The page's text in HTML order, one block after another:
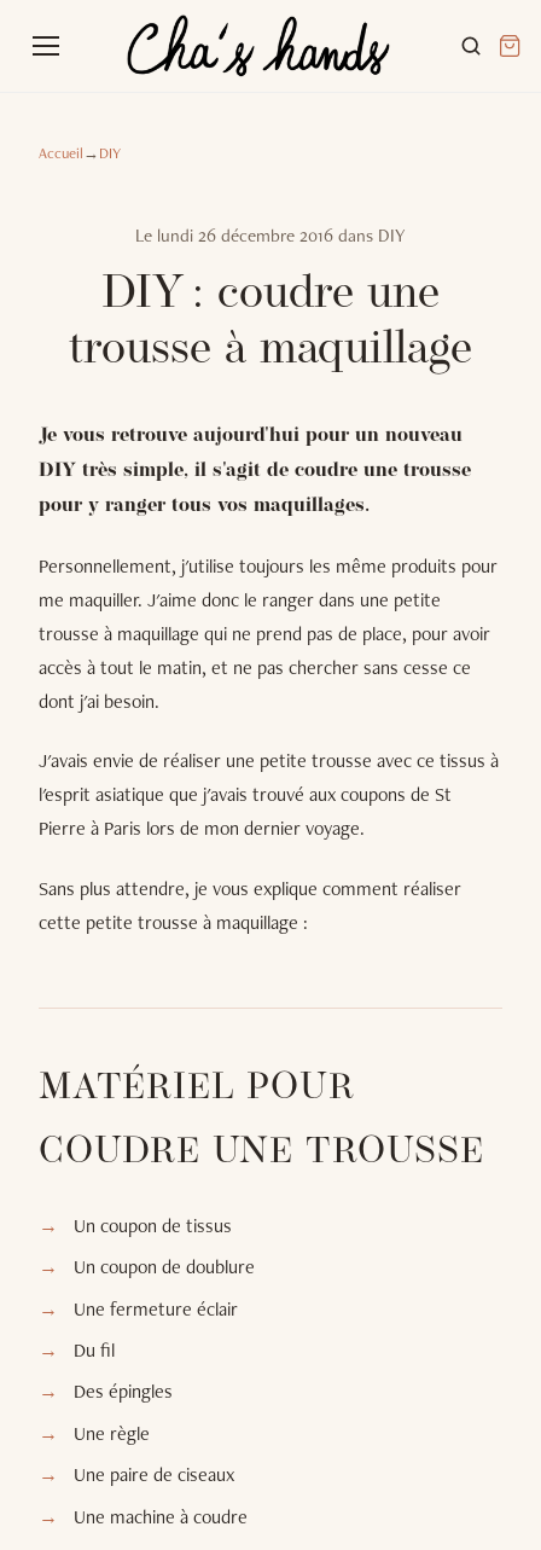
Accueil→DIY
Le lundi 26 décembre 2016 dans DIY
DIY : coudre une
trousse à maquillage
Je vous retrouve aujourd'hui pour un nouveau
DIY très simple, il s'agit de coudre une trousse
pour y ranger tous vos maquillages.
Personnellement, j'utilise toujours les même produits pour
me maquiller. J'aime donc le ranger dans une petite
trousse à maquillage qui ne prend pas de place, pour avoir
accès à tout le matin, et ne pas chercher sans cesse ce
dont j'ai besoin.
J'avais envie de réaliser une petite trousse avec ce tissus à
l'esprit asiatique que j'avais trouvé aux coupons de St
Pierre à Paris lors de mon dernier voyage.
Sans plus attendre, je vous explique comment réaliser
cette petite trousse à maquillage :
MATÉRIEL POUR
COUDRE UNE TROUSSE
Un coupon de tissus
Un coupon de doublure
Une fermeture éclair
Du fil
Des épingles
Une règle
Une paire de ciseaux
Une machine à coudre